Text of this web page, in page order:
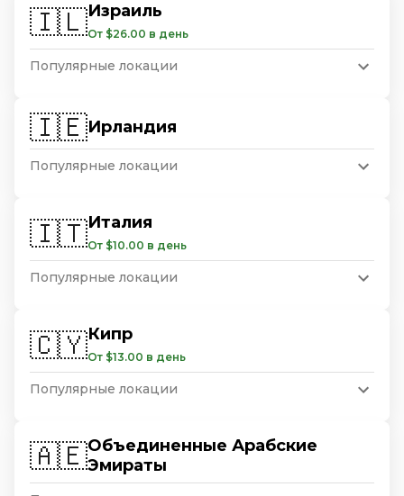
🇮🇱Израиль
От $26.00 в день
Популярные локации
🇮🇪Ирландия
Популярные локации
🇮🇹Италия
От $10.00 в день
Популярные локации
🇨🇾Кипр
От $13.00 в день
Популярные локации
🇦🇪Объединенные Арабские
Эмираты